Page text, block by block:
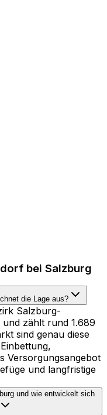
bei Salzburg
die Lage aus?
Salzburg-
zählt rund 1.689
sind genau diese
Versorgungsangebot
und langfristige
und wie entwickelt sich